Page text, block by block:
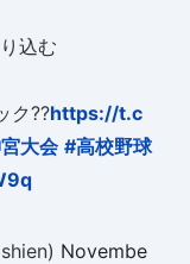
込む
ク??https://t.c
大会 #高校野球
Novembe